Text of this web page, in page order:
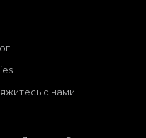
с нами